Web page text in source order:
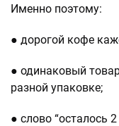
Именно поэтому:
● дорогой кофе
● одинаковый
разной упаковке;
● слово “осталось